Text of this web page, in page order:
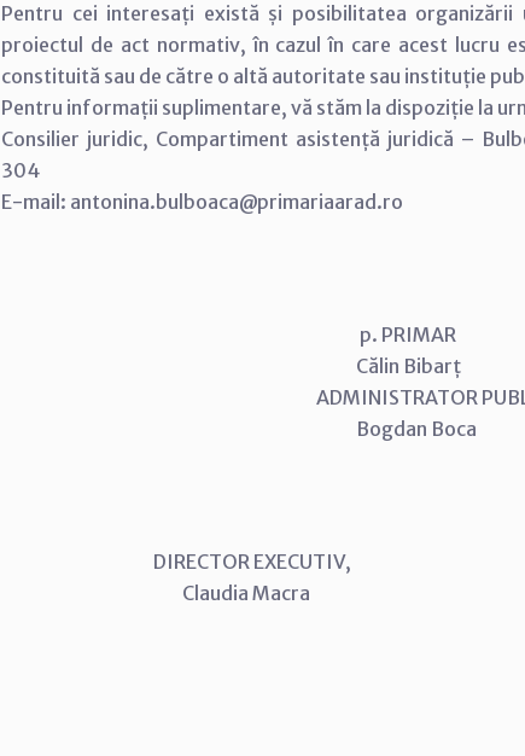
Pentru cei interesați există și posibilitatea
proiectul de act normativ, în cazul în care acest lucru
constituită sau de către o altă autoritate sau instituție
Pentru informații suplimentare, vă stăm la dispoziție la
Consilier juridic, Compartiment asistență juridică –
304
E-mail: antonina.bulboaca@primariaarad.ro
p. PRIMAR
Călin Bibarț
ADMINISTRATOR
Bogdan Boca
DIRECTOR EXECUTIV,
Claudia Macra